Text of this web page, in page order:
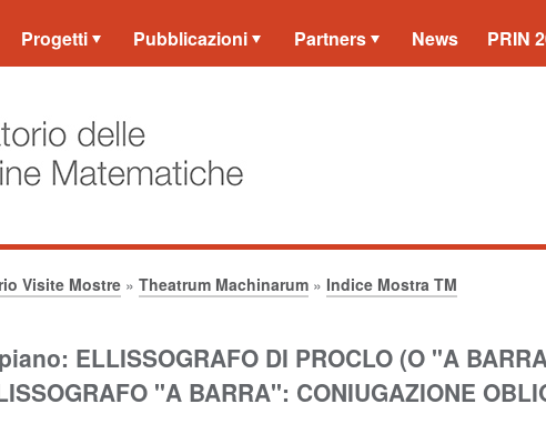
Progetti Pubblicazioni Partners News PRIN
Visite Mostre » Theatrum Machinarum » Indice Mostra TM
ELLISSOGRAFO DI PROCLO (O "A
"A BARRA": CONIUGAZIONE